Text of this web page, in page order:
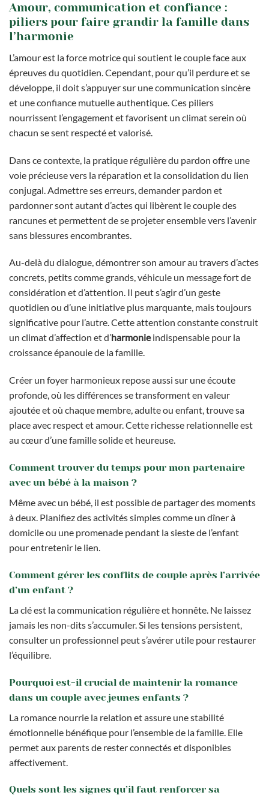
Amour, communication et confiance :
piliers pour faire grandir la famille dans
l’harmonie
L’amour est la force motrice qui soutient le couple face aux
épreuves du quotidien. Cependant, pour qu’il perdure et se
développe, il doit s’appuyer sur une communication sincère
et une confiance mutuelle authentique. Ces piliers
nourrissent l’engagement et favorisent un climat serein où
chacun se sent respecté et valorisé.
Dans ce contexte, la pratique régulière du pardon offre une
voie précieuse vers la réparation et la consolidation du lien
conjugal. Admettre ses erreurs, demander pardon et
pardonner sont autant d’actes qui libèrent le couple des
rancunes et permettent de se projeter ensemble vers l’avenir
sans blessures encombrantes.
Au-delà du dialogue, démontrer son amour au travers d’actes
concrets, petits comme grands, véhicule un message fort de
considération et d’attention. Il peut s’agir d’un geste
quotidien ou d’une initiative plus marquante, mais toujours
significative pour l’autre. Cette attention constante construit
un climat d’affection et d’harmonieindispensable pour la
croissance épanouie de la famille.
Créer un foyer harmonieux repose aussi sur une écoute
profonde, où les différences se transforment en valeur
ajoutée et où chaque membre, adulte ou enfant, trouve sa
place avec respect et amour. Cette richesse relationnelle est
au cœur d’une famille solide et heureuse.
Comment trouver du temps pour mon partenaire
avec un bébé à la maison ?
Même avec un bébé, il est possible de partager des moments
à deux. Planifiez des activités simples comme un dîner à
domicile ou une promenade pendant la sieste de l’enfant
pour entretenir le lien.
Comment gérer les conflits de couple après l’arrivée
d’un enfant ?
La clé est la communication régulière et honnête. Ne laissez
jamais les non-dits s’accumuler. Si les tensions persistent,
consulter un professionnel peut s’avérer utile pour restaurer
l’équilibre.
Pourquoi est-il crucial de maintenir la romance
dans un couple avec jeunes enfants ?
La romance nourrie la relation et assure une stabilité
émotionnelle bénéfique pour l’ensemble de la famille. Elle
permet aux parents de rester connectés et disponibles
affectivement.
Quels sont les signes qu’il faut renforcer sa